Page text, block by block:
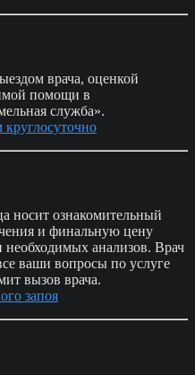
врача, оценкой
помощи в
служба».
круглосуточно
носит ознакомительный
и финальную цену
необходимых анализов. Врач
ваши вопросы по услуге
вызов врача.
запоя